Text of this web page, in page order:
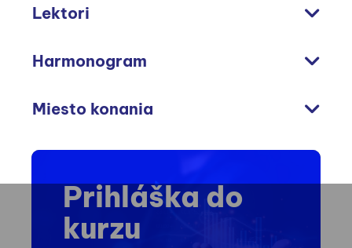
Lektori
Harmonogram
Miesto konania
Prihláška do
kurzu